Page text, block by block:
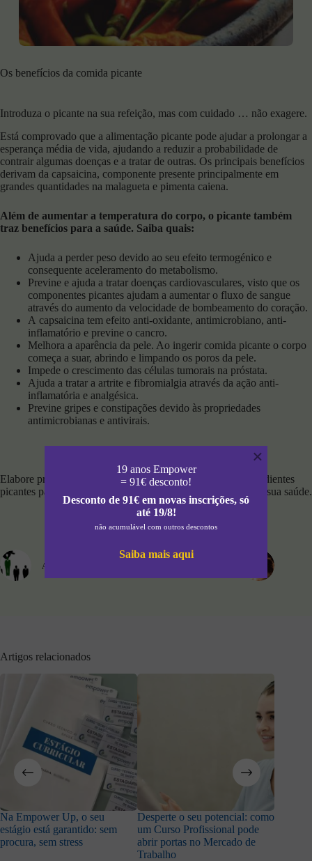
Os benefícios da comida picante
Introduza o picante na sua refeição, mas com cuidado … não exagere.
Está comprovado que a alimentação picante pode ajudar a prolongar a
esperança média de vida, ajudando a reduzir a probabilidade de
contrair algumas doenças e a tratar de outras. Os principais benefícios
derivam da capsaicina, componente presente principalmente em
grandes quantidades na malagueta e pimenta caiena.
Além de aumentar a temperatura do corpo, o picante também
traz benefícios para a saúde. Saiba quais:
Ajuda a perder peso devido ao seu efeito termogénico e
consequente aceleramento do metabolismo.
Previne e ajuda a tratar doenças cardiovasculares, visto que os
componentes picantes ajudam a aumentar o fluxo de sangue
através do aumento da velocidade de bombeamento do coração.
A capsaicina tem efeito anti-oxidante, antimicrobiano, anti-
inflamatório e previne o cancro.
Melhora a aparência da pele. Ao ingerir comida picante o corpo
começa a suar, abrindo e limpando os poros da pele.
Impede o crescimento das células tumorais na próstata.
Ajuda a tratar a artrite e fibromialgia através da ação anti-
inflamatória e analgésica.
Previne gripes e constipações devido às propriedades
antimicrobianas e antivirais.
Elabore pratos com malaguetas, chili, pimenta e outros ingredientes
picantes para dar um sabor extra à comida e ainda melhore a sua saúde.
ANTERIOR
Artigos relacionados
Na Empower Up, o seu
estágio está garantido: sem
procura, sem stress
Desperte o seu potencial: como
um Curso Profissional pode
abrir portas no Mercado de
Trabalho
19 anos Empower
= 91€ desconto!
Desconto de 91€ em novas inscrições, só
até 19/8!
não acumulável com outros descontos
Saiba mais aqui
×